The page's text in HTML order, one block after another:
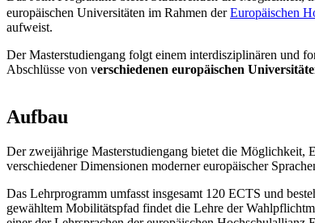
europäischen Universitäten im Rahmen derEuropäischen
aufweist.
Der Masterstudiengang folgt einem interdisziplinären und
Abschlüsse von verschiedenen europäischen
Aufbau
Der zweijährige Masterstudiengang bietet die Möglichkeit,
verschiedener Dimensionen moderner europäischer
Das Lehrprogramm umfasst insgesamt 120 ECTS und
gewähltem Mobilitätspfad findet die Lehre der